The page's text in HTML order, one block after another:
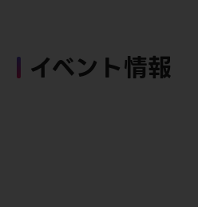
イベント情報